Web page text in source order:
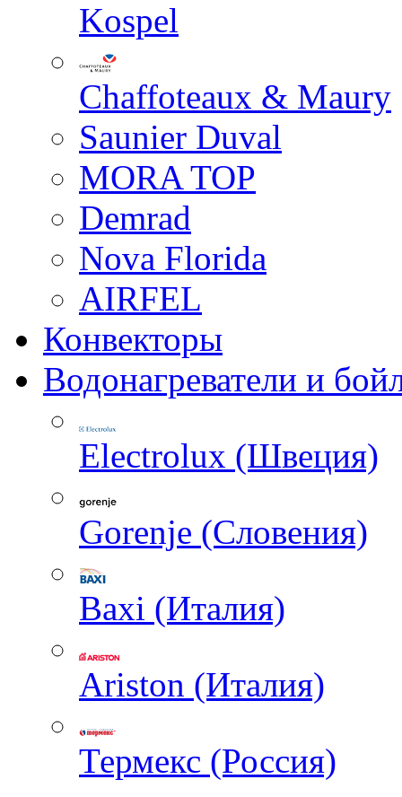
Kospel
Chaffoteaux & Maury
Saunier Duval
MORA TOP
Demrad
Nova Florida
AIRFEL
Конвекторы
Водонагреватели и
Electrolux (Швеция)
Gorenje (Словения)
Baxi (Италия)
Ariston (Италия)
Термекс (Россия)